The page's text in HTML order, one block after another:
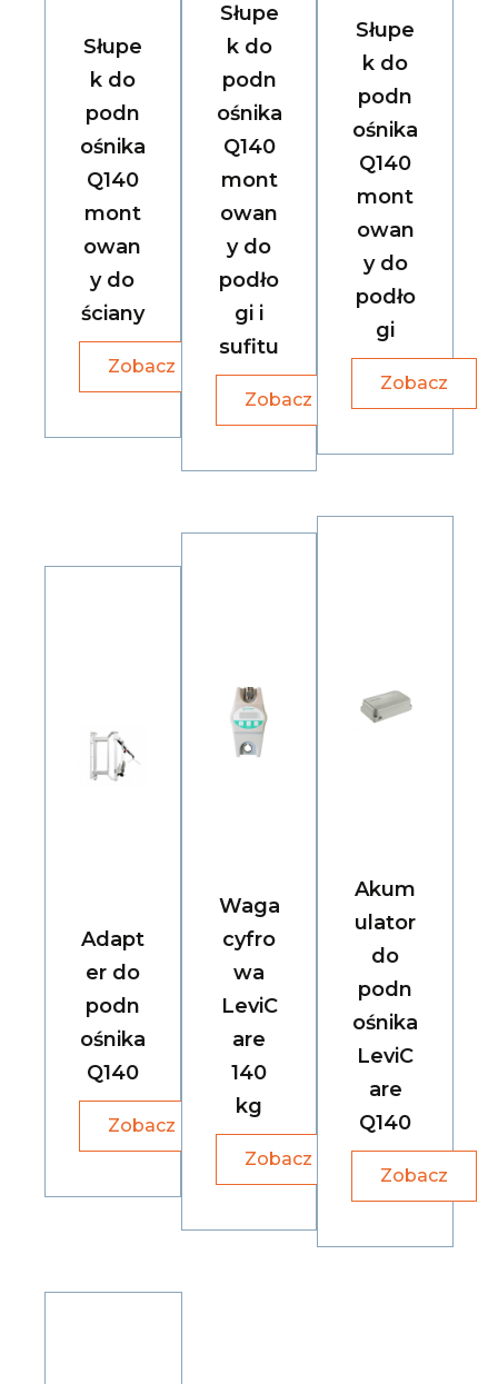
Słupe
k do
podn
ośnika
Q140
mont
owan
y do
ściany
Zobacz
Słupe
k do
podn
ośnika
Q140
mont
owan
y do
podło
gi i
sufitu
Zobacz
Słupe
k do
podn
ośnika
Q140
mont
owan
y do
podło
gi
Zobacz
Adapt
er do
podn
ośnika
Q140
Zobacz
Waga
cyfro
wa
LeviC
are
140
kg
Zobacz
Akum
ulator
do
podn
ośnika
LeviC
are
Q140
Zobacz